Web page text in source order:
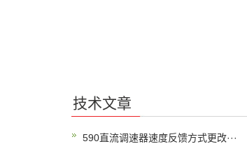
技术文章
590直流调速器速度反馈方式更改···